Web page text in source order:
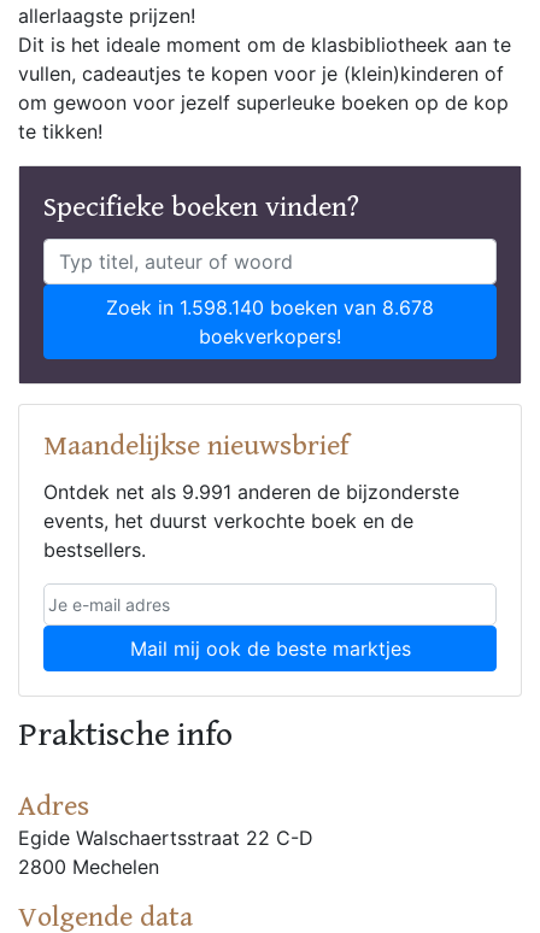
allerlaagste prijzen!
Dit is het ideale moment om de klasbibliotheek aan te
vullen, cadeautjes te kopen voor je (klein)kinderen of
om gewoon voor jezelf superleuke boeken op de kop
te tikken!
Specifieke boeken vinden?
Zoek in 1.598.140 boeken van 8.678
boekverkopers!
Maandelijkse nieuwsbrief
Ontdek net als 9.991 anderen de bijzonderste
events, het duurst verkochte boek en de
bestsellers.
Mail mij ook de beste marktjes
Praktische info
Adres
Egide Walschaertsstraat 22 C-D
2800 Mechelen
Volgende data